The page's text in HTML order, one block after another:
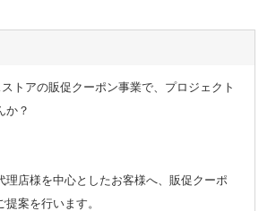
トアの販促クーポン事業で、プロジェクト
か？
理店様を中心としたお客様へ、販促クーポ
案を行います。